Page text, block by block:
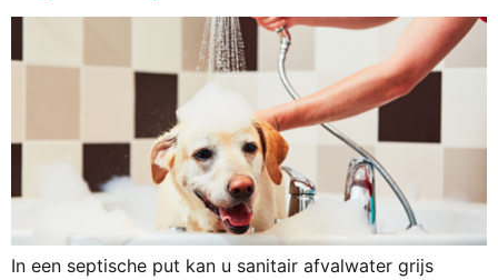
In een septische put kan u sanitair afvalwater grijs